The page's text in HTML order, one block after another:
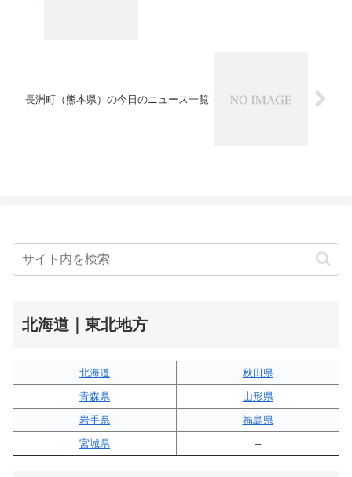
長洲町（熊本県）の今日のニュース一覧
北海道｜東北地方
北海道
秋田県
青森県
山形県
岩手県
福島県
宮城県
–